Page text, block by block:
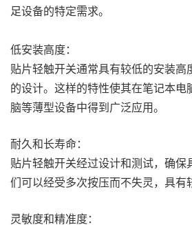
足设备的特定需求。
低安装高度：
贴片轻触开关通常具有较低的安装高
的设计。这样的特性使其在笔记本电
脑等薄型设备中得到广泛应用。
耐久和长寿命：
贴片轻触开关经过设计和测试，确保
们可以经受多次按压而不失灵，具有
灵敏度和精准度：